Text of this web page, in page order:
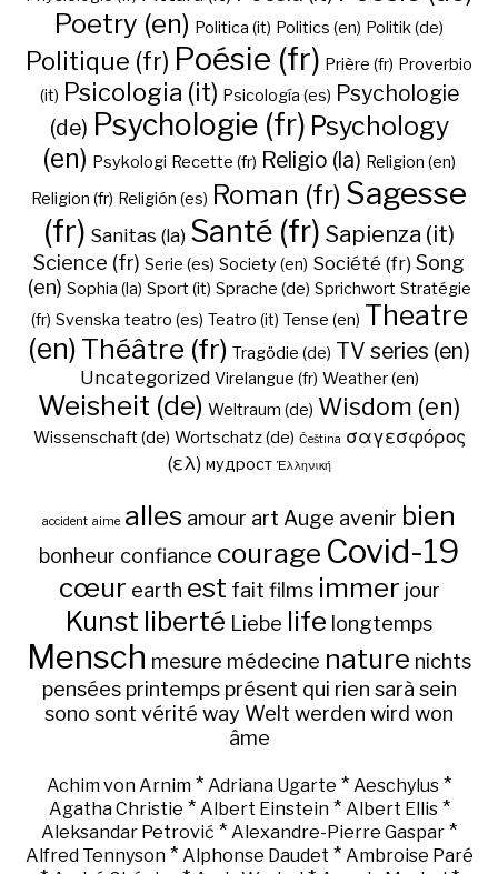
Poetry (en) Politica (it) Politics (en) Politik (de)
Politique (fr) Poésie (fr) Prière (fr) Proverbio
(it) Psicologia (it) Psicología (es) Psychologie
(de) Psychologie (fr) Psychology
(en) Psykologi Recette (fr) Religio (la) Religion (en)
Religion (fr) Religión (es) Roman (fr) Sagesse
(fr) Sanitas (la) Santé (fr) Sapienza (it)
Science (fr) Serie (es) Society (en) Société (fr) Song
(en) Sophia (la) Sport (it) Sprache (de) Sprichwort Stratégie
(fr) Svenska teatro (es) Teatro (it) Tense (en) Theatre
(en) Théâtre (fr) Tragödie (de) TV series (en)
Uncategorized Virelangue (fr) Weather (en)
Weisheit (de) Weltraum (de) Wisdom (en)
Wissenschaft (de) Wortschatz (de) Čeština σαγεσφόρος
(ελ) мудрост Ἑλληνική
accident aime alles amour art Auge avenir bien
bonheur confiance courage Covid-19
cœur earth est fait films immer jour
Kunst liberté Liebe life longtemps
Mensch mesure médecine nature nichts
pensées printemps présent qui rien sarà sein
sono sont vérité way Welt werden wird won
âme
Achim von Arnim * Adriana Ugarte * Aeschylus *
Agatha Christie * Albert Einstein* Albert Ellis*
Aleksandar Petrović * Alexandre-Pierre Gaspar *
Alfred Tennyson* Alphonse Daudet * Ambroise Paré